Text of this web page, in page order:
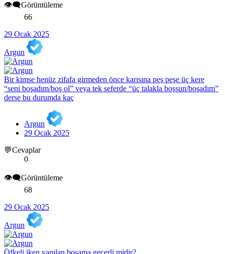
👁️‍🗨️Görüntüleme
66
29 Ocak 2025
Argun
Bir kimse henüz zifafa girmeden önce karısına peş peşe üç kere
“seni boşadım/boş ol” veya tek seferde “üç talakla boşsun/boşadım”
derse bu durumda kaç
Argun
29 Ocak 2025
💬Cevaplar
0
👁️‍🗨️Görüntüleme
68
29 Ocak 2025
Argun